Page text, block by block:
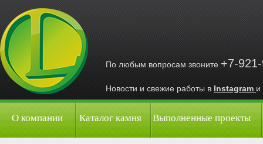
По любым вопросам звоните+7-
Новости и свежие работы в Instagram и
О компании Каталог камня Выполненные проекты